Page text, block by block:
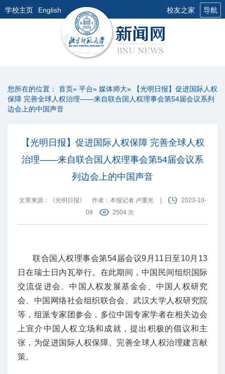
学校主页 English 校友之家 导航
您所在的位置： 首页» 平台» 媒体师大» 【光明日报】促进国际人权
保障 完善全球人权治理——来自联合国人权理事会第54届会议系列
边会上的中国声音
【光明日报】促进国际人权保障 完善全球人权
治理——来自联合国人权理事会第54届会议系
列边会上的中国声音
文章来源：《光明日报》 作者：本报记者 卢重光
2023-10-
09
2504 次
联合国人权理事会第54届会议9月11日至10月13
日在瑞士日内瓦举行。在此期间，中国民间组织国际
交流促进会、中国人权发展基金会、中国人权研究
会、中国网络社会组织联合会、武汉大学人权研究院
等，组派专家团参会，多位中国专家学者在相关边会
上宣介中国人权立场和成就，提出积极的倡议和主
张，为促进国际人权保障、完善全球人权治理建言献
策。